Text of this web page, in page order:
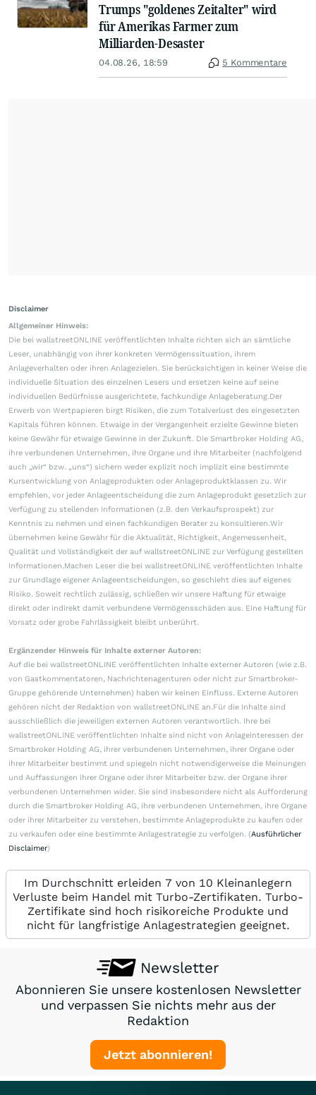
Trumps "goldenes Zeitalter" wird
für Amerikas Farmer zum
Milliarden-Desaster
04.08.26, 18:59 5 Kommentare
Disclaimer
Allgemeiner Hinweis:
Die bei wallstreetONLINE veröffentlichten Inhalte richten sich an sämtliche
Leser, unabhängig von ihrer konkreten Vermögenssituation, ihrem
Anlageverhalten oder ihren Anlagezielen. Sie berücksichtigen in keiner Weise die
individuelle Situation des einzelnen Lesers und ersetzen keine auf seine
individuellen Bedürfnisse ausgerichtete, fachkundige Anlageberatung.Der
Erwerb von Wertpapieren birgt Risiken, die zum Totalverlust des eingesetzten
Kapitals führen können. Etwaige in der Vergangenheit erzielte Gewinne bieten
keine Gewähr für etwaige Gewinne in der Zukunft. Die Smartbroker Holding AG,
ihre verbundenen Unternehmen, ihre Organe und ihre Mitarbeiter (nachfolgend
auch „wir“ bzw. „uns“) sichern weder explizit noch implizit eine bestimmte
Kursentwicklung von Anlageprodukten oder Anlageproduktklassen zu. Wir
empfehlen, vor jeder Anlageentscheidung die zum Anlageprodukt gesetzlich zur
Verfügung zu stellenden Informationen (z.B. den Verkaufsprospekt) zur
Kenntnis zu nehmen und einen fachkundigen Berater zu konsultieren.Wir
übernehmen keine Gewähr für die Aktualität, Richtigkeit, Angemessenheit,
Qualität und Vollständigkeit der auf wallstreetONLINE zur Verfügung gestellten
Informationen.Machen Leser die bei wallstreetONLINE veröffentlichten Inhalte
zur Grundlage eigener Anlageentscheidungen, so geschieht dies auf eigenes
Risiko. Soweit rechtlich zulässig, schließen wir unsere Haftung für etwaige
direkt oder indirekt damit verbundene Vermögensschäden aus. Eine Haftung für
Vorsatz oder grobe Fahrlässigkeit bleibt unberührt.
Ergänzender Hinweis für Inhalte externer Autoren:
Auf die bei wallstreetONLINE veröffentlichten Inhalte externer Autoren (wie z.B.
von Gastkommentatoren, Nachrichtenagenturen oder nicht zur Smartbroker-
Gruppe gehörende Unternehmen) haben wir keinen Einfluss. Externe Autoren
gehören nicht der Redaktion von wallstreetONLINE an.Für die Inhalte sind
ausschließlich die jeweiligen externen Autoren verantwortlich. Ihre bei
wallstreetONLINE veröffentlichten Inhalte sind nicht von Anlageinteressen der
Smartbroker Holding AG, ihrer verbundenen Unternehmen, ihrer Organe oder
ihrer Mitarbeiter bestimmt und spiegeln nicht notwendigerweise die Meinungen
und Auffassungen ihrer Organe oder ihrer Mitarbeiter bzw. der Organe ihrer
verbundenen Unternehmen wider. Sie sind insbesondere nicht als Aufforderung
durch die Smartbroker Holding AG, ihre verbundenen Unternehmen, ihre Organe
oder ihrer Mitarbeiter zu verstehen, bestimmte Anlageprodukte zu kaufen oder
zu verkaufen oder eine bestimmte Anlagestrategie zu verfolgen. (Ausführlicher
Disclaimer)
Im Durchschnitt erleiden 7 von 10 Kleinanlegern
Verluste beim Handel mit Turbo-Zertifikaten. Turbo-
Zertifikate sind hoch risikoreiche Produkte und
nicht für langfristige Anlagestrategien geeignet.
Newsletter
Abonnieren Sie unsere kostenlosen Newsletter
und verpassen Sie nichts mehr aus der
Redaktion
Jetzt abonnieren!